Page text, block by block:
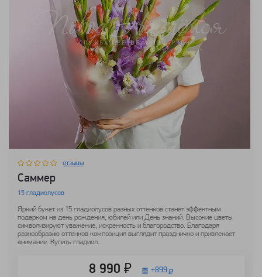
отзывы
Саммер
15 гладиолусов
Яркий букет из 15 гладиолусов разных оттенков станет эффектным
подарком на день рождения, юбилей или День знаний. Высокие цветы
символизируют уважение, искренность и благородство. Благодаря
разнообразию оттенков композиция выглядит празднично и привлекает
внимание. Купить гладиол...
8 990 ₽ +899